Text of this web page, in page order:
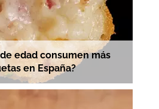
edad consumen más
en España?